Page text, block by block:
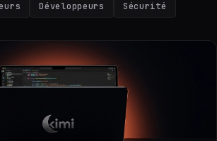
Développeurs
Sécurité